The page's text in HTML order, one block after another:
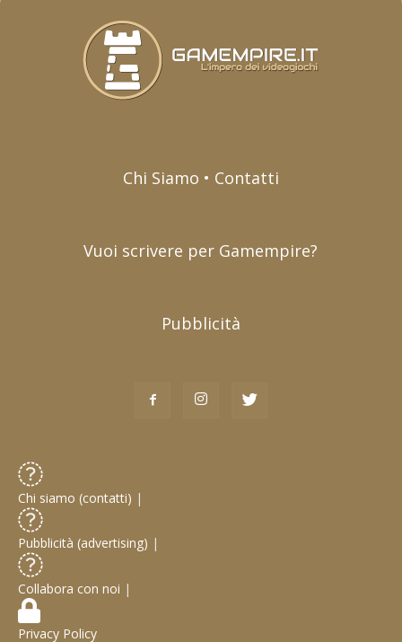
Chi Siamo • Contatti
Vuoi scrivere per Gamempire?
Pubblicità
Chi siamo (contatti) |
Pubblicità (advertising) |
Collabora con noi |
Privacy Policy